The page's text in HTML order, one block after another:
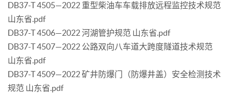
DB37-T 4505—2022 重型柴油车车载排放远程监控技术规范
山东省.pdf
DB37-T 4506—2022 河湖管护规范 山东省.pdf
DB37-T 4507—2022 公路双向八车道大跨度隧道技术规范
山东省.pdf
DB37-T 4509—2022 矿井防爆门（防爆井盖）安全检测技术
规范 山东省.pdf